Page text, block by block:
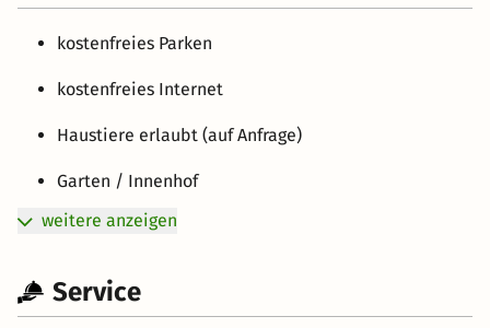
kostenfreies Parken
kostenfreies Internet
Haustiere erlaubt (auf Anfrage)
Garten / Innenhof
weitere anzeigen
Service